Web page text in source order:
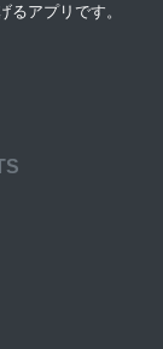
るアプリです。